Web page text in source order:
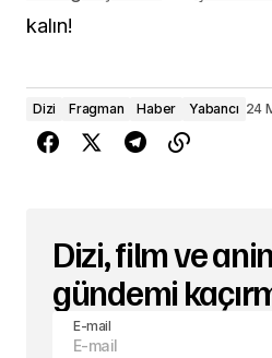
kalın!
Dizi Fragman Haber Yabancı 24
Dizi, film ve
gündemi
E-mail